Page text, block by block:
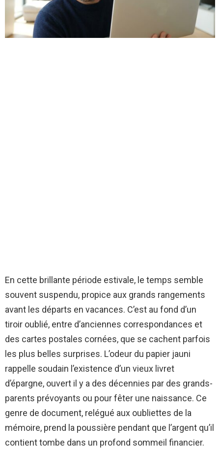
En cette brillante période estivale, le temps semble
souvent suspendu, propice aux grands rangements
avant les départs en vacances. C’est au fond d’un
tiroir oublié, entre d’anciennes correspondances et
des cartes postales cornées, que se cachent parfois
les plus belles surprises. L’odeur du papier jauni
rappelle soudain l’existence d’un vieux livret
d’épargne, ouvert il y a des décennies par des grands-
parents prévoyants ou pour fêter une naissance. Ce
genre de document, relégué aux oubliettes de la
mémoire, prend la poussière pendant que l’argent qu’il
contient tombe dans un profond sommeil financier.